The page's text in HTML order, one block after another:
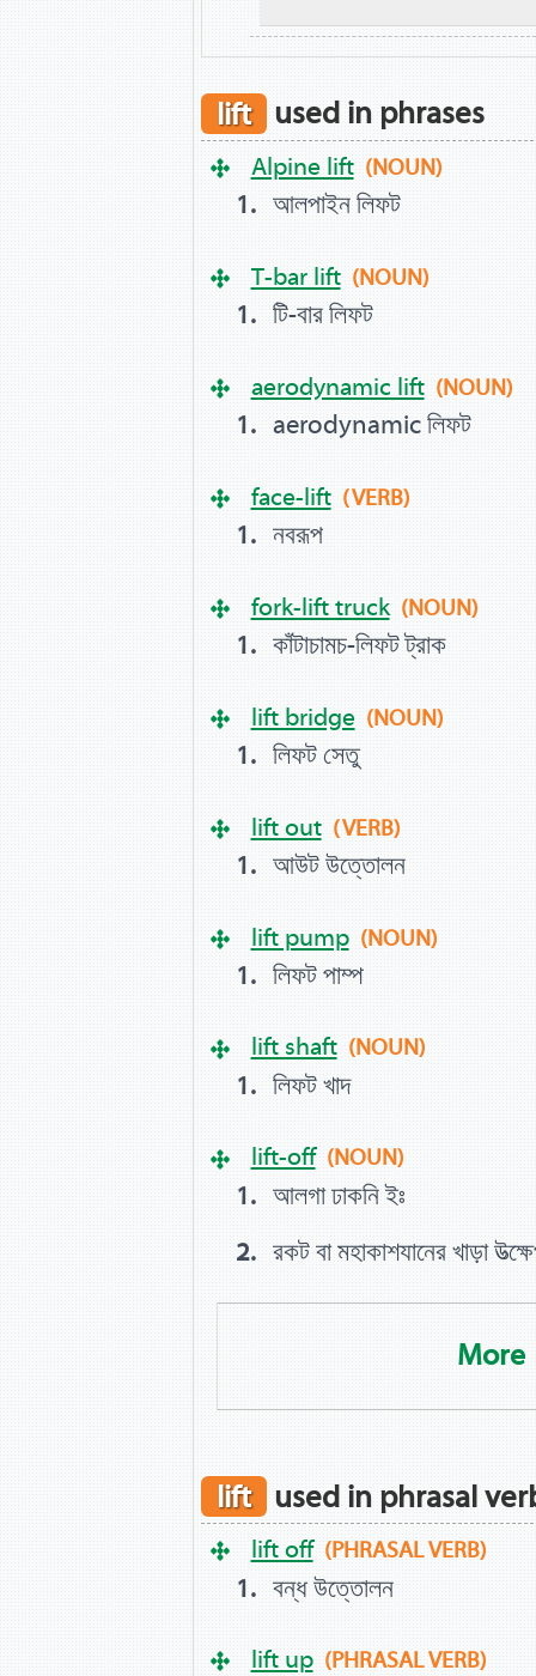
lift used in phrases
Alpine lift (NOUN)
আলপাইন লিফট
T-bar lift (NOUN)
টি-বার লিফট
aerodynamic lift (NOUN)
aerodynamic লিফট
face-lift (VERB)
নবরূপ
fork-lift truck (NOUN)
কাঁটাচামচ-লিফট ট্রাক
lift bridge (NOUN)
লিফট সেতু
lift out (VERB)
আউট উত্তোলন
lift pump (NOUN)
লিফট পাম্প
lift shaft (NOUN)
লিফট খাদ
lift-off (NOUN)
আলগা ঢাকনি ইঃ
রকট বা মহাকাশযানের খাড়া
More
lift used in phrasal
lift off (PHRASAL VERB)
বন্ধ উত্তোলন
lift up (PHRASAL VERB)